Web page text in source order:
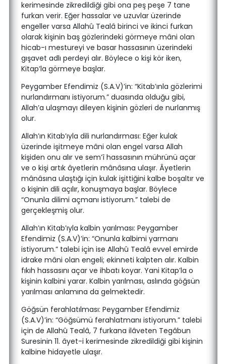
kerimesinde zikredildiği gibi ona peş peşe 7 tane
furkan verir. Eğer hassalar ve uzuvlar üzerinde
engeller varsa Allahû Tealâ birinci ve ikinci furkan
olarak kişinin baş gözlerindeki görmeye mâni olan
hicab-ı mestureyi ve basar hassasının üzerindeki
gışavet adlı perdeyi alır. Böylece o kişi kör iken,
Kitap’la görmeye başlar.
Peygamber Efendimiz (S.A.V)’in: “Kitab’ınla gözlerimi
nurlandırmanı istiyorum.” duasında olduğu gibi,
Allah’a ulaşmayı dileyen kişinin gözleri de nurlanmış
olur.
Allah’ın Kitab’ıyla dili nurlandırması: Eğer kulak
üzerinde işitmeye mâni olan engel varsa Allah
kişiden onu alır ve sem’î hassasının mührünü açar
ve o kişi artık âyetlerin mânâsına ulaşır. Âyetlerin
mânâsına ulaştığı için kulak işittiğini kalbe boşaltır ve
o kişinin dili açılır, konuşmaya başlar. Böylece
“Onunla dilimi açmanı istiyorum.” talebi de
gerçekleşmiş olur.
Allah’ın Kitab’ıyla kalbin yarılması: Peygamber
Efendimiz (S.A.V)’in: “Onunla kalbimi yarmanı
istiyorum.” talebi için ise Allahû Tealâ evvel emirde
idrake mâni olan engeli; ekinneti kalpten alır. Kalbin
fıkıh hassasını açar ve ihbatı koyar. Yani Kitap’la o
kişinin kalbini yarar. Kalbin yarılması, aslında göğsün
yarılması anlamına da gelmektedir.
Göğsün ferahlatılması: Peygamber Efendimiz
(S.A.V)’in: “Göğsümü ferahlatmanı istiyorum.” talebi
için de Allahû Tealâ, 7 furkana ilâveten Tegâbun
Suresinin 11. âyet-i kerimesinde zikredildiği gibi kişinin
kalbine hidayetle ulaşır.